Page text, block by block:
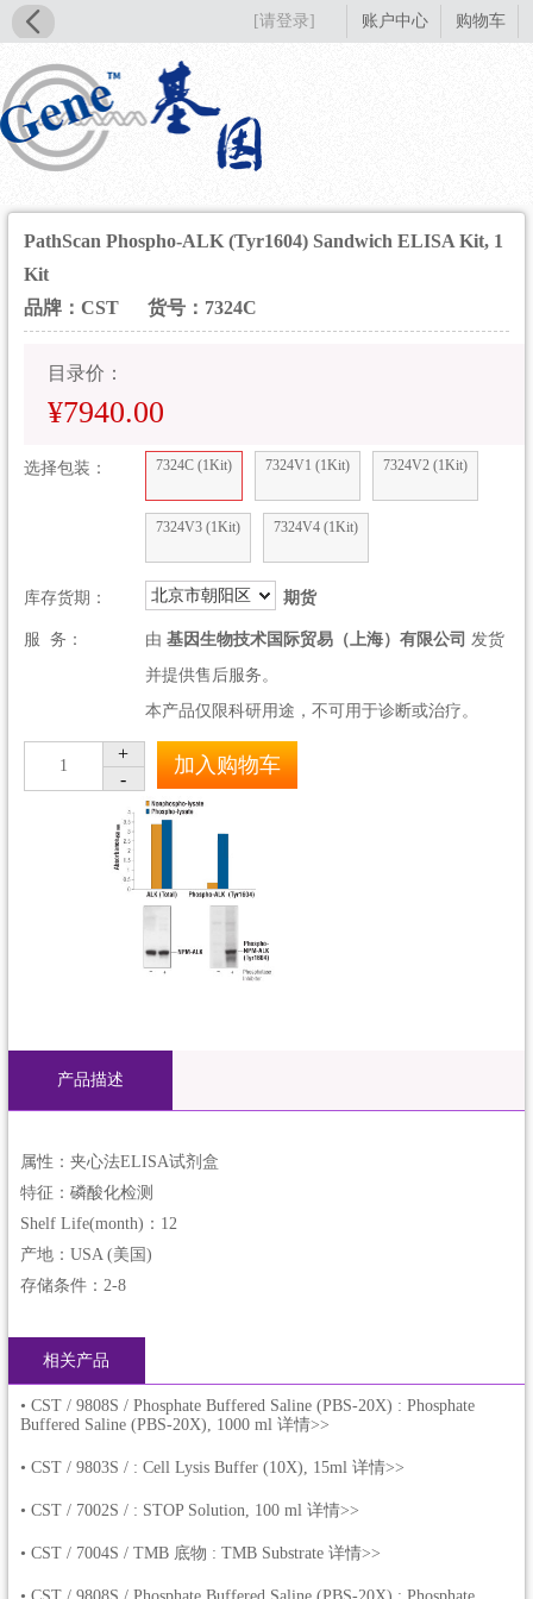
[请登录] 账户中心 购物车
PathScan Phospho-ALK (Tyr1604) Sandwich ELISA Kit, 1
Kit
品牌：CST
货号：7324C
目录价：
¥7940.00
选择包装： 7324C (1Kit) 7324V1 (1Kit) 7324V2 (1Kit)
7324V3 (1Kit) 7324V4 (1Kit)
库存货期： 北京市朝阳区 期货
服 务： 由 基因生物技术国际贸易（上海）有限公司 发货
并提供售后服务。
本产品仅限科研用途，不可用于诊断或治疗。
1
+
-
加入购物车
产品描述
属性：夹心法ELISA试剂盒
特征：磷酸化检测
Shelf Life(month)：12
产地：USA (美国)
存储条件：2-8
相关产品
• CST / 9808S / Phosphate Buffered Saline (PBS-20X) : Phosphate
Buffered Saline (PBS-20X), 1000 ml 详情>>
• CST / 9803S / : Cell Lysis Buffer (10X), 15ml 详情>>
• CST / 7002S / : STOP Solution, 100 ml 详情>>
• CST / 7004S / TMB 底物 : TMB Substrate 详情>>